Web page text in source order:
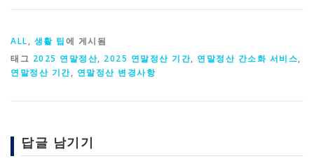
ALL, 생활 팁에 게시됨
태그 2025 연말정산, 2025 연말정산 기간, 연말정산 간소화 서비스,
연말정산 기간, 연말정산 변경사항
답글 남기기